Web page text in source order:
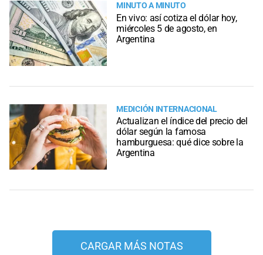
MINUTO A MINUTO
En vivo: así cotiza el dólar hoy,
miércoles 5 de agosto, en
Argentina
MEDICIÓN INTERNACIONAL
Actualizan el índice del precio del
dólar según la famosa
hamburguesa: qué dice sobre la
Argentina
CARGAR MÁS NOTAS